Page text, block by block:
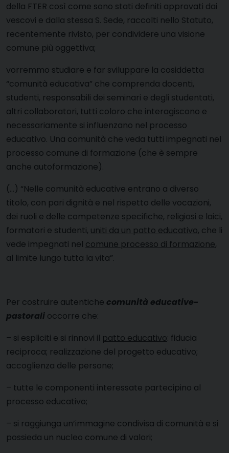
della FTER così come sono stati definiti approvati dai
vescovi e dalla stessa S. Sede, raccolti nello Statuto,
recentemente rivisto, per condividere una visione
comune più oggettiva;
vorremmo studiare e far sviluppare la cosiddetta
“comunità educativa” che comprenda docenti,
studenti, responsabili dei seminari e degli studentati,
altri collaboratori, tutti coloro che interagiscono e
necessariamente si influenzano nel processo
educativo. Una comunità che veda tutti impegnati nel
processo comune di formazione (che è sempre
anche autoformazione).
(…) “Nelle comunità educative entrano a diverso
titolo, con pari dignità e nel rispetto delle vocazioni,
dei ruoli e delle competenze specifiche, religiosi e laici,
formatori e studenti, uniti da un patto educativo, che li
vede impegnati nel comune processo di formazione,
al limite lungo tutta la vita”.
Per costruire autentiche comunità educative-
pastorali occorre che:
– si espliciti e si rinnovi il patto educativo: fiducia
reciproca; realizzazione del progetto educativo;
accoglienza delle persone;
– tutte le componenti interessate partecipino al
processo educativo;
– si raggiunga un’immagine condivisa di comunità e si
possieda un nucleo comune di valori;